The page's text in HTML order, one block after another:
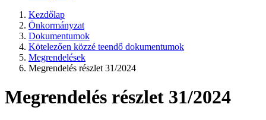
Kezdőlap
Önkormányzat
Dokumentumok
Kötelezően közzé teendő dokumentumok
Megrendelések
Megrendelés részlet 31/2024
Megrendelés részlet 31/2024